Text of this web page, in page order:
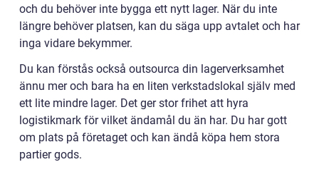
och du behöver inte bygga ett nytt lager. När du inte
längre behöver platsen, kan du säga upp avtalet och har
inga vidare bekymmer.
Du kan förstås också outsourca din lagerverksamhet
ännu mer och bara ha en liten verkstadslokal själv med
ett lite mindre lager. Det ger stor frihet att hyra
logistikmark för vilket ändamål du än har. Du har gott
om plats på företaget och kan ändå köpa hem stora
partier gods.